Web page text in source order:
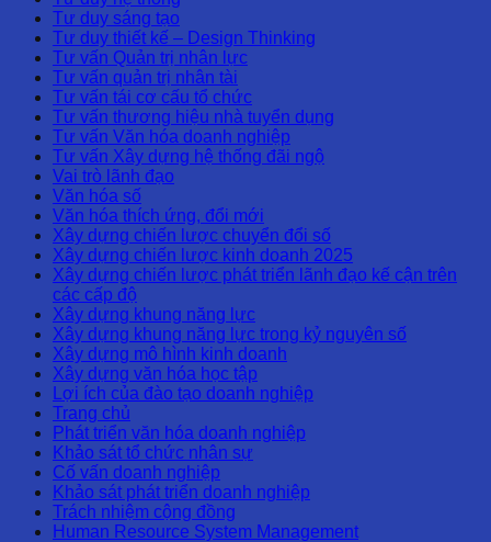
Tư duy sáng tạo
Tư duy thiết kế – Design Thinking
Tư vấn Quản trị nhân lực
Tư vấn quản trị nhân tài
Tư vấn tái cơ cấu tổ chức
Tư vấn thương hiệu nhà tuyển dụng
Tư vấn Văn hóa doanh nghiệp
Tư vấn Xây dựng hệ thống đãi ngộ
Vai trò lãnh đạo
Văn hóa số
Văn hóa thích ứng, đổi mới
Xây dựng chiến lược chuyển đổi số
Xây dựng chiến lược kinh doanh 2025
Xây dựng chiến lược phát triển lãnh đạo kế cận trên
các cấp độ
Xây dựng khung năng lực
Xây dựng khung năng lực trong kỷ nguyên số
Xây dựng mô hình kinh doanh
Xây dựng văn hóa học tập
Lợi ích của đào tạo doanh nghiệp
Trang chủ
Phát triển văn hóa doanh nghiệp
Khảo sát tổ chức nhân sự
Cố vấn doanh nghiệp
Khảo sát phát triển doanh nghiệp
Trách nhiệm cộng đồng
Human Resource System Management